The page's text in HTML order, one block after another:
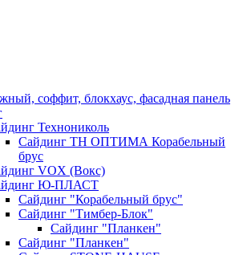
соффит, блокхаус, фасадная панель
Технониколь
Сайдинг ТН ОПТИМА Корабельный
брус
VOX (Вокс)
Ю-ПЛАСТ
Сайдинг "Корабельный брус"
Сайдинг "Тимбер-Блок"
Сайдинг "Планкен"
Сайдинг "Планкен"